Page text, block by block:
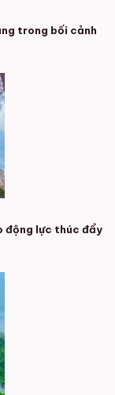
trong bối cảnh
động lực thúc đẩy